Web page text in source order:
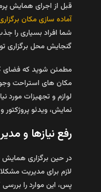
قبل از اجرای همایش
آماده‌ سازی مکان
شما افراد بسیاری را
گنجایش محل برگزاری
مطمئن شوید که فضای
مکان‌ های استراحت
لوازم و تجهیزات مورد
نمایش، ویدئو پروژکتور
رفع نیازها و
در حین برگزاری همایش
لازم برای مدیریت
پس، این موارد را بررسی